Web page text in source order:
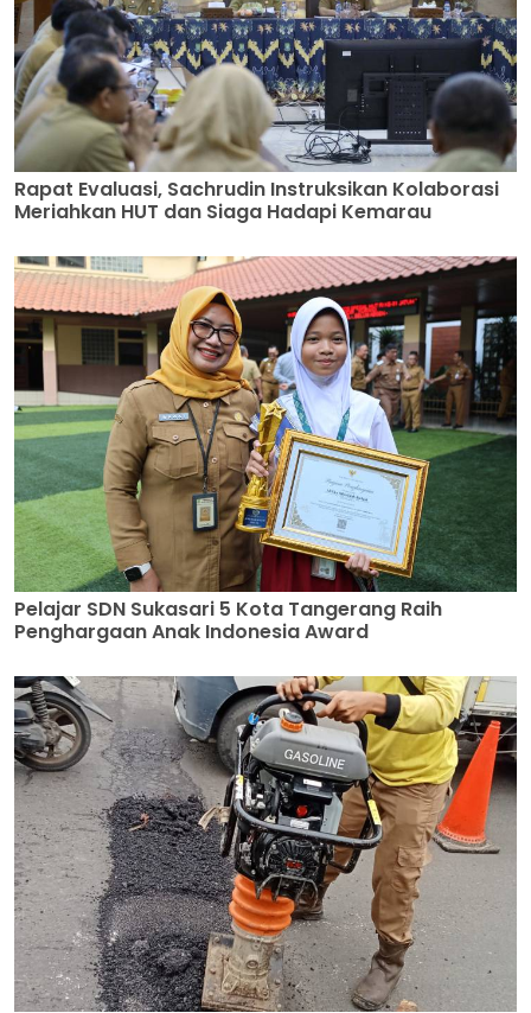
Rapat Evaluasi, Sachrudin Instruksikan Kolaborasi
Meriahkan HUT dan Siaga Hadapi Kemarau
Pelajar SDN Sukasari 5 Kota Tangerang Raih
Penghargaan Anak Indonesia Award